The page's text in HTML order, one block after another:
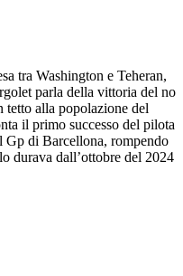
tra Washington e Teheran,
parla della vittoria del no
tetto alla popolazione del
il primo successo del pilota
Gp di Barcellona, rompendo
durava dall’ottobre del 2024